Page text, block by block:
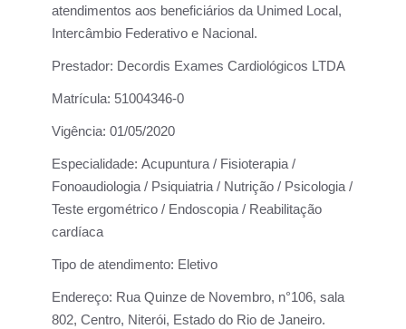
atendimentos aos beneficiários da Unimed Local,
Intercâmbio Federativo e Nacional.
Prestador: Decordis Exames Cardiológicos LTDA
Matrícula: 51004346-0
Vigência: 01/05/2020
Especialidade: Acupuntura / Fisioterapia /
Fonoaudiologia / Psiquiatria / Nutrição / Psicologia /
Teste ergométrico / Endoscopia / Reabilitação
cardíaca
Tipo de atendimento: Eletivo
Endereço: Rua Quinze de Novembro, n°106, sala
802, Centro, Niterói, Estado do Rio de Janeiro.